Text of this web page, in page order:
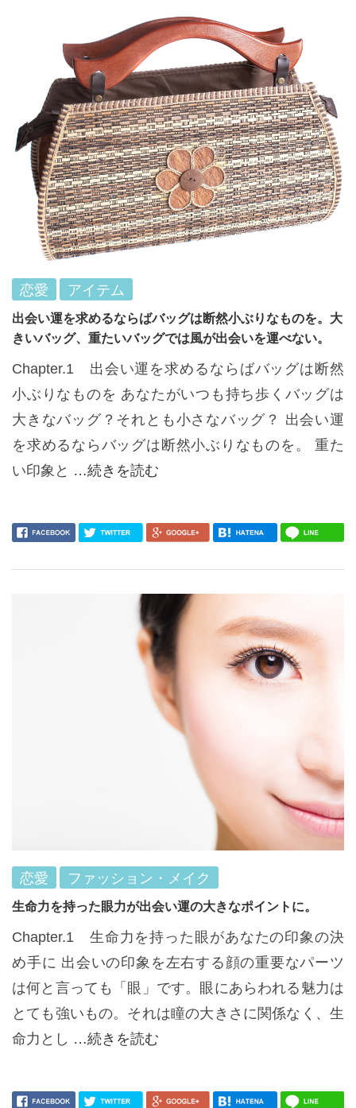
恋愛 アイテム
出会い運を求めるならばバッグは断然小ぶりなものを。大
きいバッグ、重たいバッグでは風が出会いを運べない。
Chapter.1 出会い運を求めるならばバッグは断然
小ぶりなものを あなたがいつも持ち歩くバッグは
大きなバッグ？それとも小さなバッグ？ 出会い運
を求めるならバッグは断然小ぶりなものを。 重た
い印象と …続きを読む
恋愛 ファッション・メイク
生命力を持った眼力が出会い運の大きなポイントに。
Chapter.1 生命力を持った眼があなたの印象の決
め手に 出会いの印象を左右する顔の重要なパーツ
は何と言っても「眼」です。眼にあらわれる魅力は
とても強いもの。それは瞳の大きさに関係なく、生
命力とし …続きを読む